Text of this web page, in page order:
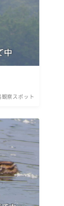
観察スポット